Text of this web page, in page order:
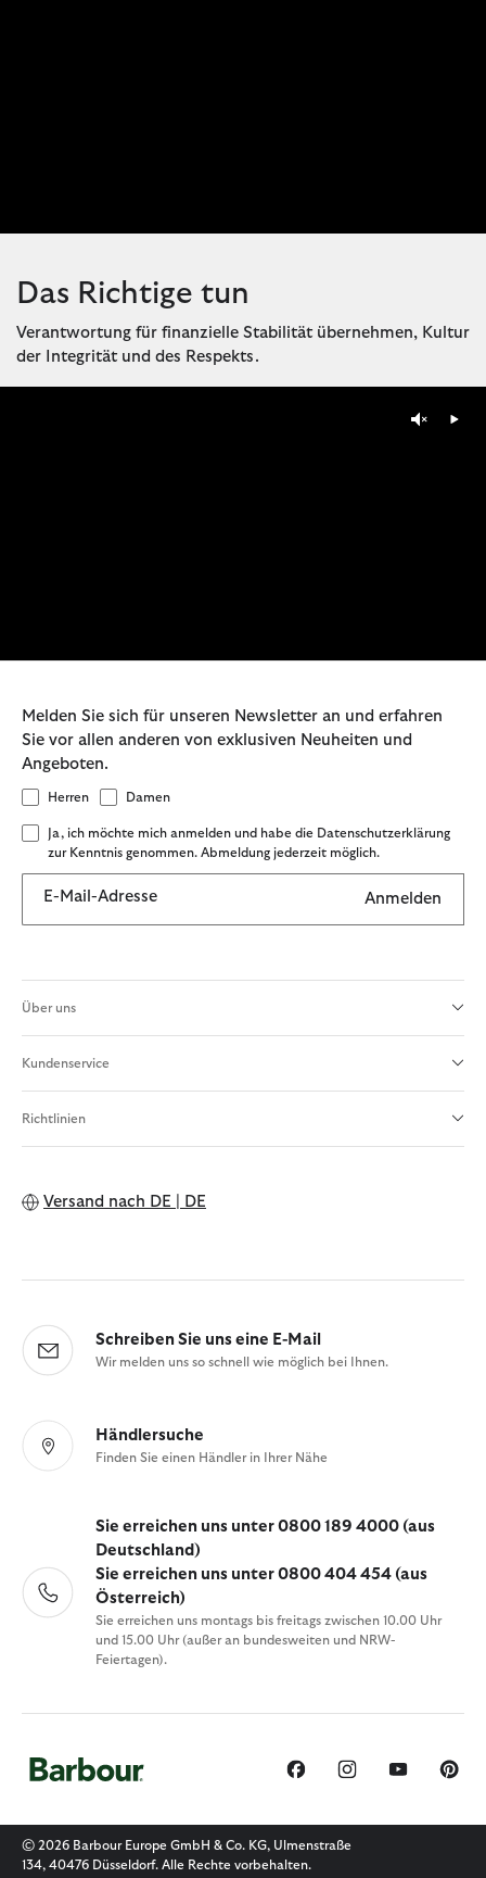
Das Richtige tun
Verantwortung für finanzielle Stabilität übernehmen, Kultur
der Integrität und des Respekts.
Melden Sie sich für unseren Newsletter an und erfahren
Sie vor allen anderen von exklusiven Neuheiten und
Angeboten.
Herren Damen
Ja, ich möchte mich anmelden und habe die Datenschutzerklärung
zur Kenntnis genommen. Abmeldung jederzeit möglich.
E-Mail-Adresse Anmelden
Über uns
Kundenservice
Richtlinien
Versand nach DE | DE
Schreiben Sie uns eine E-Mail
Wir melden uns so schnell wie möglich bei Ihnen.
Händlersuche
Finden Sie einen Händler in Ihrer Nähe
Sie erreichen uns unter 0800 189 4000 (aus
Deutschland)
Sie erreichen uns unter 0800 404 454 (aus
Österreich)
Sie erreichen uns montags bis freitags zwischen 10.00 Uhr
und 15.00 Uhr (außer an bundesweiten und NRW-
Feiertagen).
© 2026 Barbour Europe GmbH & Co. KG, Ulmenstraße
134, 40476 Düsseldorf. Alle Rechte vorbehalten.